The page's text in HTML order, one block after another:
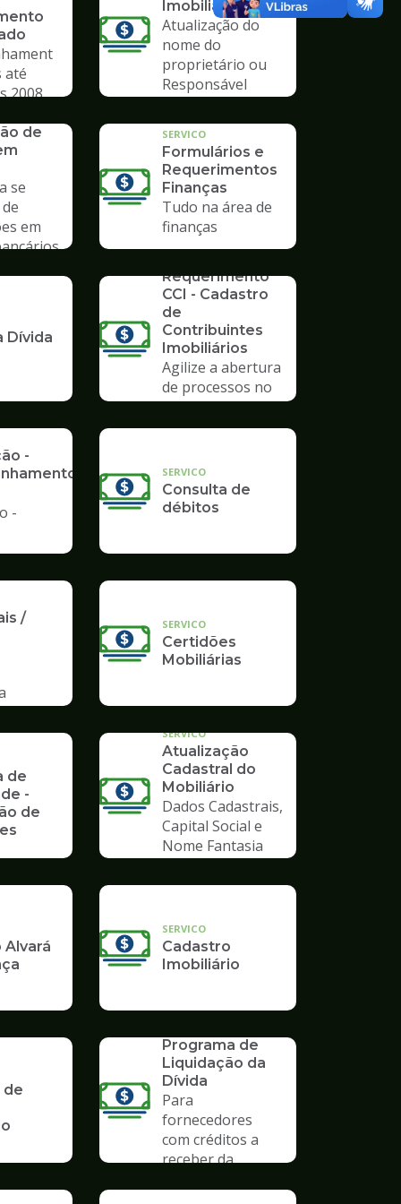
até
2008
Imobiliário
Atualização do
nome do
proprietário ou
Responsável
de
se
em
SERVICO
Formulários e
Requerimentos
Finanças
Tudo na área de
finanças
Dívida
Requerimento
CCI - Cadastro
de
Contribuintes
Imobiliários
Agilize a abertura
de processos no
Poupatempo
-
-
SERVICO
Consulta de
débitos
/
SERVICO
Certidões
Mobiliárias
de
-
de
SERVICO
Atualização
Cadastral do
Mobiliário
Dados Cadastrais,
Capital Social e
Nome Fantasia
Alvará
SERVICO
Cadastro
Imobiliário
de
SERVICO
Programa de
Liquidação da
Dívida
Para
fornecedores
com créditos a
receber da